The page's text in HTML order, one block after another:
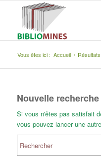
Vous êtes ici : Accueil /
Nouvelle recherche
Si vous n'êtes pas satisfait
vous pouvez lancer une